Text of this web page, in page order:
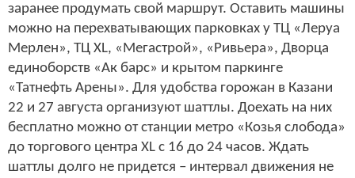
заранее продумать свой маршрут. Оставить машины
можно на перехватывающих парковках у ТЦ «Леруа
Мерлен», ТЦ XL, «Мегастрой», «Ривьера», Дворца
единоборств «Ак барс» и крытом паркинге
«Татнефть Арены». Для удобства горожан в Казани
22 и 27 августа организуют шаттлы. Доехать на них
бесплатно можно от станции метро «Козья слобода»
до торгового центра XL с 16 до 24 часов. Ждать
шаттлы долго не придется – интервал движения не